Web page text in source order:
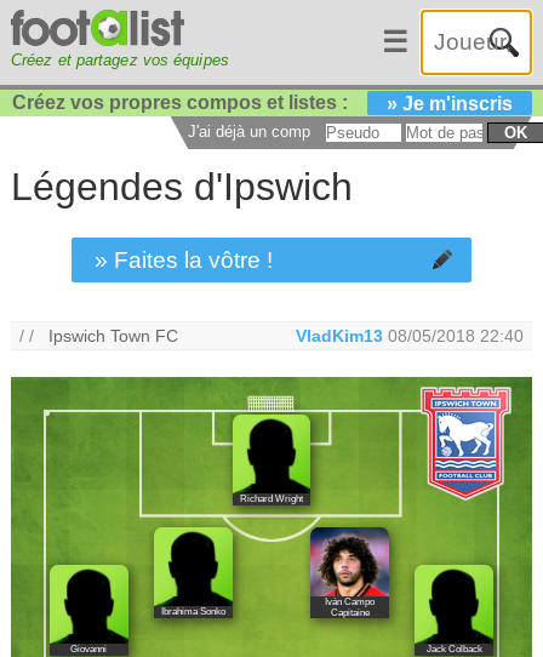
Créez et partagez vos équipes
☰
Créez vos propres compos et listes : » Je m'inscris
J'ai déjà un compte : OK
Légendes d'Ipswich
» Faites la vôtre !
/ / Ipswich Town FC VladKim13 08/05/2018 22:40
Richard Wright
Giovanni
Ibrahima Sonko
Iván Campo
Capitaine
Jack Colback